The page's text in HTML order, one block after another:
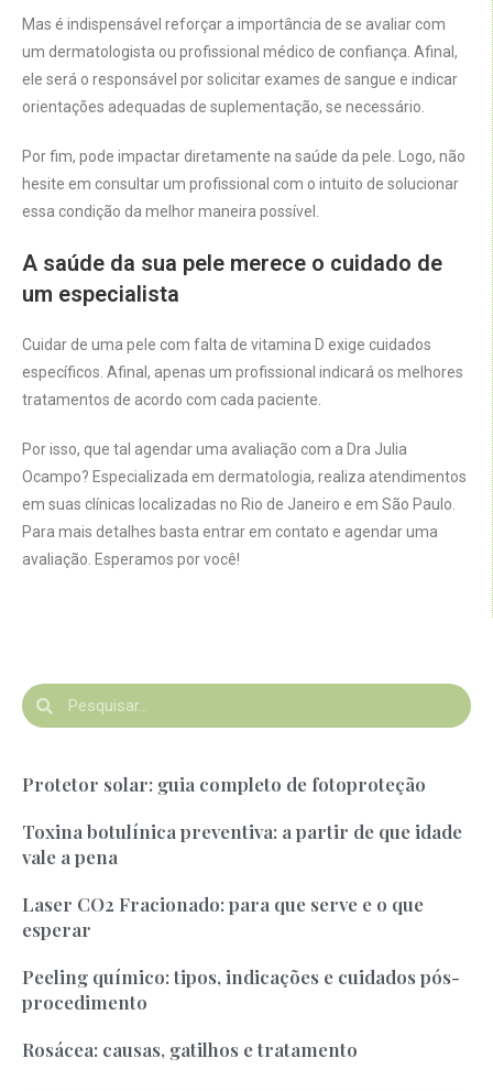
Mas é indispensável reforçar a importância de se avaliar com
um dermatologista ou profissional médico de confiança. Afinal,
ele será o responsável por solicitar exames de sangue e indicar
orientações adequadas de suplementação, se necessário.
Por fim, pode impactar diretamente na saúde da pele. Logo, não
hesite em consultar um profissional com o intuito de solucionar
essa condição da melhor maneira possível.
A saúde da sua pele merece o cuidado de
um especialista
Cuidar de uma pele com falta de vitamina D exige cuidados
específicos. Afinal, apenas um profissional indicará os melhores
tratamentos de acordo com cada paciente.
Por isso, que tal agendar uma avaliação com a Dra Julia
Ocampo? Especializada em dermatologia, realiza atendimentos
em suas clínicas localizadas no Rio de Janeiro e em São Paulo.
Para mais detalhes basta entrar em contato e agendar uma
avaliação. Esperamos por você!
Protetor solar: guia completo de fotoproteção
Toxina botulínica preventiva: a partir de que idade
vale a pena
Laser CO2 Fracionado: para que serve e o que
esperar
Peeling químico: tipos, indicações e cuidados pós-
procedimento
Rosácea: causas, gatilhos e tratamento